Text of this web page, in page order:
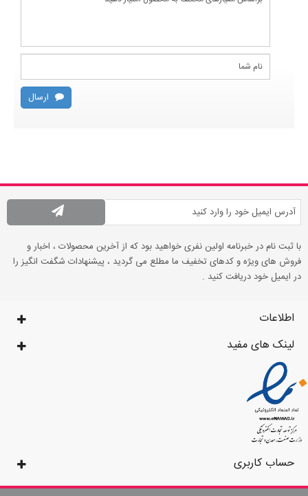
ارسال
با ثبت نام در خبرنامه اولین نفری خواهید بود که از آخرین محصولات ، اخبار و
فروش های ویژه و کدهای تخفیف ما مطلع می گردید ، پیشنهادات شگفت انگیز را
در ایمیل خود دریافت کنید .
اطلاعات
لینک های مفید
حساب کاربری